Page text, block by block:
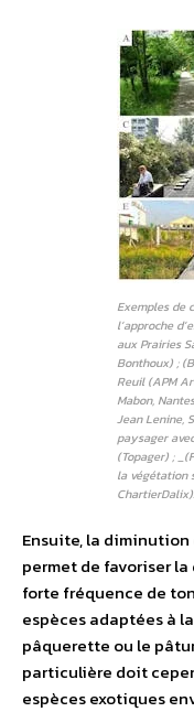
Exemples de
l’approche
aux Prairies
Bonthoux) ;
Reuil (APM
Mabon,
Jean Lenine,
paysager
(Topager) ;
la végétation
Ensuite, la
permet de favoriser
forte fréquence de
espèces adaptées à
pâquerette ou le
particulière doit
espèces exotiques